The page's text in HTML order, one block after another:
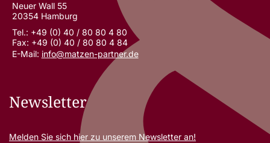
Neuer Wall 55
20354 Hamburg
Tel.: +49 (0) 40 / 80 80 4 80
Fax: +49 (0) 40 / 80 80 4 84
E-Mail: info@matzen-partner.de
Newsletter
Melden Sie sich hier zu unserem Newsletter an!